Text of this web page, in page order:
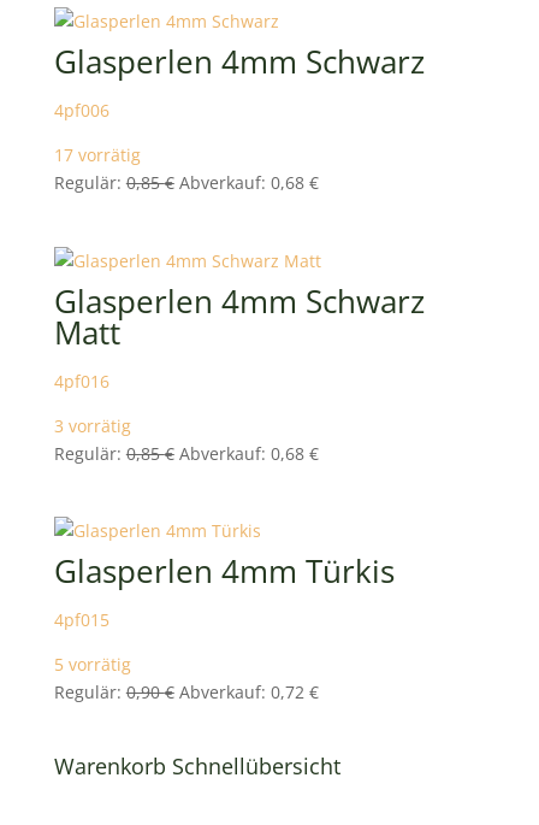
Glasperlen 4mm Schwarz
4pf006
17 vorrätig
Regulär: 0,85€ Ursprünglicher
0,85 €
Abverkauf: 0,68 €Aktueller
0,68 €.
Glasperlen 4mm Schwarz
Matt
4pf016
3 vorrätig
Regulär: 0,85€ Ursprünglicher
0,85 €
Abverkauf: 0,68 €Aktueller
Glasperlen 4mm Türkis
4pf015
5 vorrätig
Regulär: 0,90€ Ursprünglicher
0,90 €
Abverkauf: 0,72 €Aktueller
0,72 €.
Warenkorb Schnellübersicht